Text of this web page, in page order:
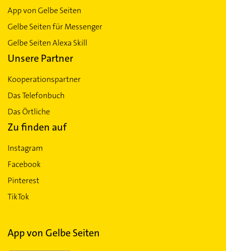
App von Gelbe Seiten
Gelbe Seiten für Messenger
Gelbe Seiten Alexa Skill
Unsere Partner
Kooperationspartner
Das Telefonbuch
Das Örtliche
Zu finden auf
Instagram
Facebook
Pinterest
TikTok
App von Gelbe Seiten